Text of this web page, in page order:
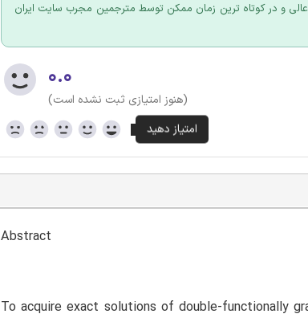
و در کوتاه ترین زمان ممکن توسط مترجمین مجرب سایت ایران
۰.۰
(هنوز امتیازی ثبت نشده است)
Abstract
To acquire exact solutions of double-functionally